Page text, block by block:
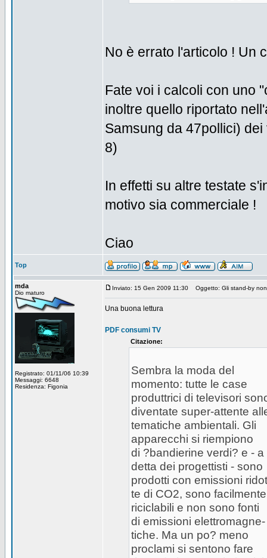
No è errato l'articolo ! Un
Fate voi i calcoli con uno
inoltre quello riportato
Samsung da 47pollici)
8)
In effetti su altre testate
motivo sia commerciale !
Ciao
Top
mda
Dio maturo
Registrato: 01/11/06 10:39
Messaggi: 6648
Residenza: Figonia
Inviato: 15 Gen 2009 11:30 Oggetto: Gli stand-by
Una buona lettura
PDF consumi TV
Citazione:
Sembra la moda del
momento: tutte le case
produttrici di televisori
diventate super-attente
tematiche ambientali. Gli
apparecchi si riempiono
di ?bandierine verdi? e - a
detta dei progettisti - sono
prodotti con emissioni ridot
te di CO2, sono facilmente
riciclabili e non sono fonti
di emissioni elettromagne-
tiche. Ma un po? meno
proclami si sentono fare